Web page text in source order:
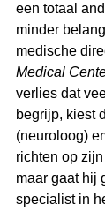
een totaal
minder
medische
Medical
verlies dat
begrijp, kiest
(neuroloog)
richten op
maar gaat hij
specialist in